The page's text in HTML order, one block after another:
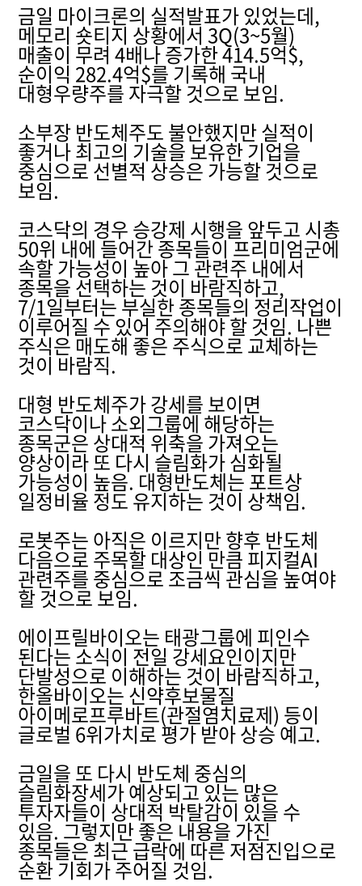
금일 마이크론의 실적발표가 있었는데,
메모리 숏티지 상황에서 3Q(3~5월)
매출이 무려 4배나 증가한 414.5억$,
순이익 282.4억$를 기록해 국내
대형우량주를 자극할 것으로 보임.
소부장 반도체주도 불안했지만 실적이
좋거나 최고의 기술을 보유한 기업을
중심으로 선별적 상승은 가능할 것으로
보임.
코스닥의 경우 승강제 시행을 앞두고 시총
50위 내에 들어간 종목들이 프리미엄군에
속할 가능성이 높아 그 관련주 내에서
종목을 선택하는 것이 바람직하고,
7/1일부터는 부실한 종목들의 정리작업이
이루어질 수 있어 주의해야 할 것임. 나쁜
주식은 매도해 좋은 주식으로 교체하는
것이 바람직.
대형 반도체주가 강세를 보이면
코스닥이나 소외그룹에 해당하는
종목군은 상대적 위축을 가져오는
양상이라 또 다시 슬림화가 심화될
가능성이 높음. 대형반도체는 포트상
일정비율 정도 유지하는 것이 상책임.
로봇주는 아직은 이르지만 향후 반도체
다음으로 주목할 대상인 만큼 피지컬AI
관련주를 중심으로 조금씩 관심을 높여야
할 것으로 보임.
에이프릴바이오는 태광그룹에 피인수
된다는 소식이 전일 강세요인이지만
단발성으로 이해하는 것이 바람직하고,
한올바이오는 신약후보물질
아이메로프루바트(관절염치료제) 등이
글로벌 6위가치로 평가 받아 상승 예고.
금일을 또 다시 반도체 중심의
슬림화장세가 예상되고 있는 많은
투자자들이 상대적 박탈감이 있을 수
있음. 그렇지만 좋은 내용을 가진
종목들은 최근 급락에 따른 저점진입으로
순환 기회가 주어질 것임.